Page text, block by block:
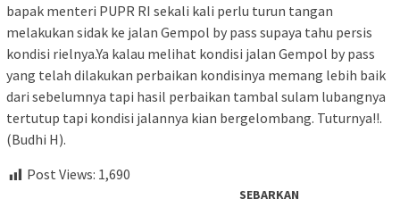
bapak menteri PUPR RI sekali kali perlu turun tangan
melakukan sidak ke jalan Gempol by pass supaya tahu persis
kondisi rielnya.Ya kalau melihat kondisi jalan Gempol by pass
yang telah dilakukan perbaikan kondisinya memang lebih baik
dari sebelumnya tapi hasil perbaikan tambal sulam lubangnya
tertutup tapi kondisi jalannya kian bergelombang. Tuturnya!!.
(Budhi H).
Post Views: 1,690
SEBARKAN